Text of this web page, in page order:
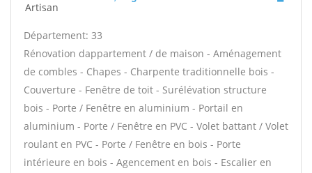
Artisan
Département: 33
Rénovation dappartement / de maison - Aménagement
de combles - Chapes - Charpente traditionnelle bois -
Couverture - Fenêtre de toit - Surélévation structure
bois - Porte / Fenêtre en aluminium - Portail en
aluminium - Porte / Fenêtre en PVC - Volet battant / Volet
roulant en PVC - Porte / Fenêtre en bois - Porte
intérieure en bois - Agencement en bois - Escalier en